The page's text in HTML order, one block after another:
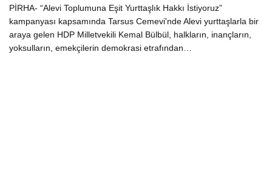
PİRHA- “Alevi Toplumuna Eşit Yurttaşlık Hakkı İstiyoruz”
kampanyası kapsamında Tarsus Cemevi'nde Alevi yurttaşlarla bir
araya gelen HDP Milletvekili Kemal Bülbül, halkların, inançların,
yoksulların, emekçilerin demokrasi etrafından…